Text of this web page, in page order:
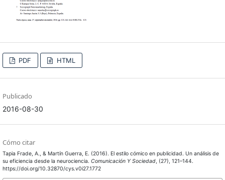
PDF HTML
Publicado
2016-08-30
Cómo citar
Tapia Frade, A., & Martín Guerra, E. (2016). El estilo cómico en publicidad. Un análisis de
su eficiencia desde la neurociencia. Comunicación Y Sociedad, (27), 121–144.
https://doi.org/10.32870/cys.v0i27.1772